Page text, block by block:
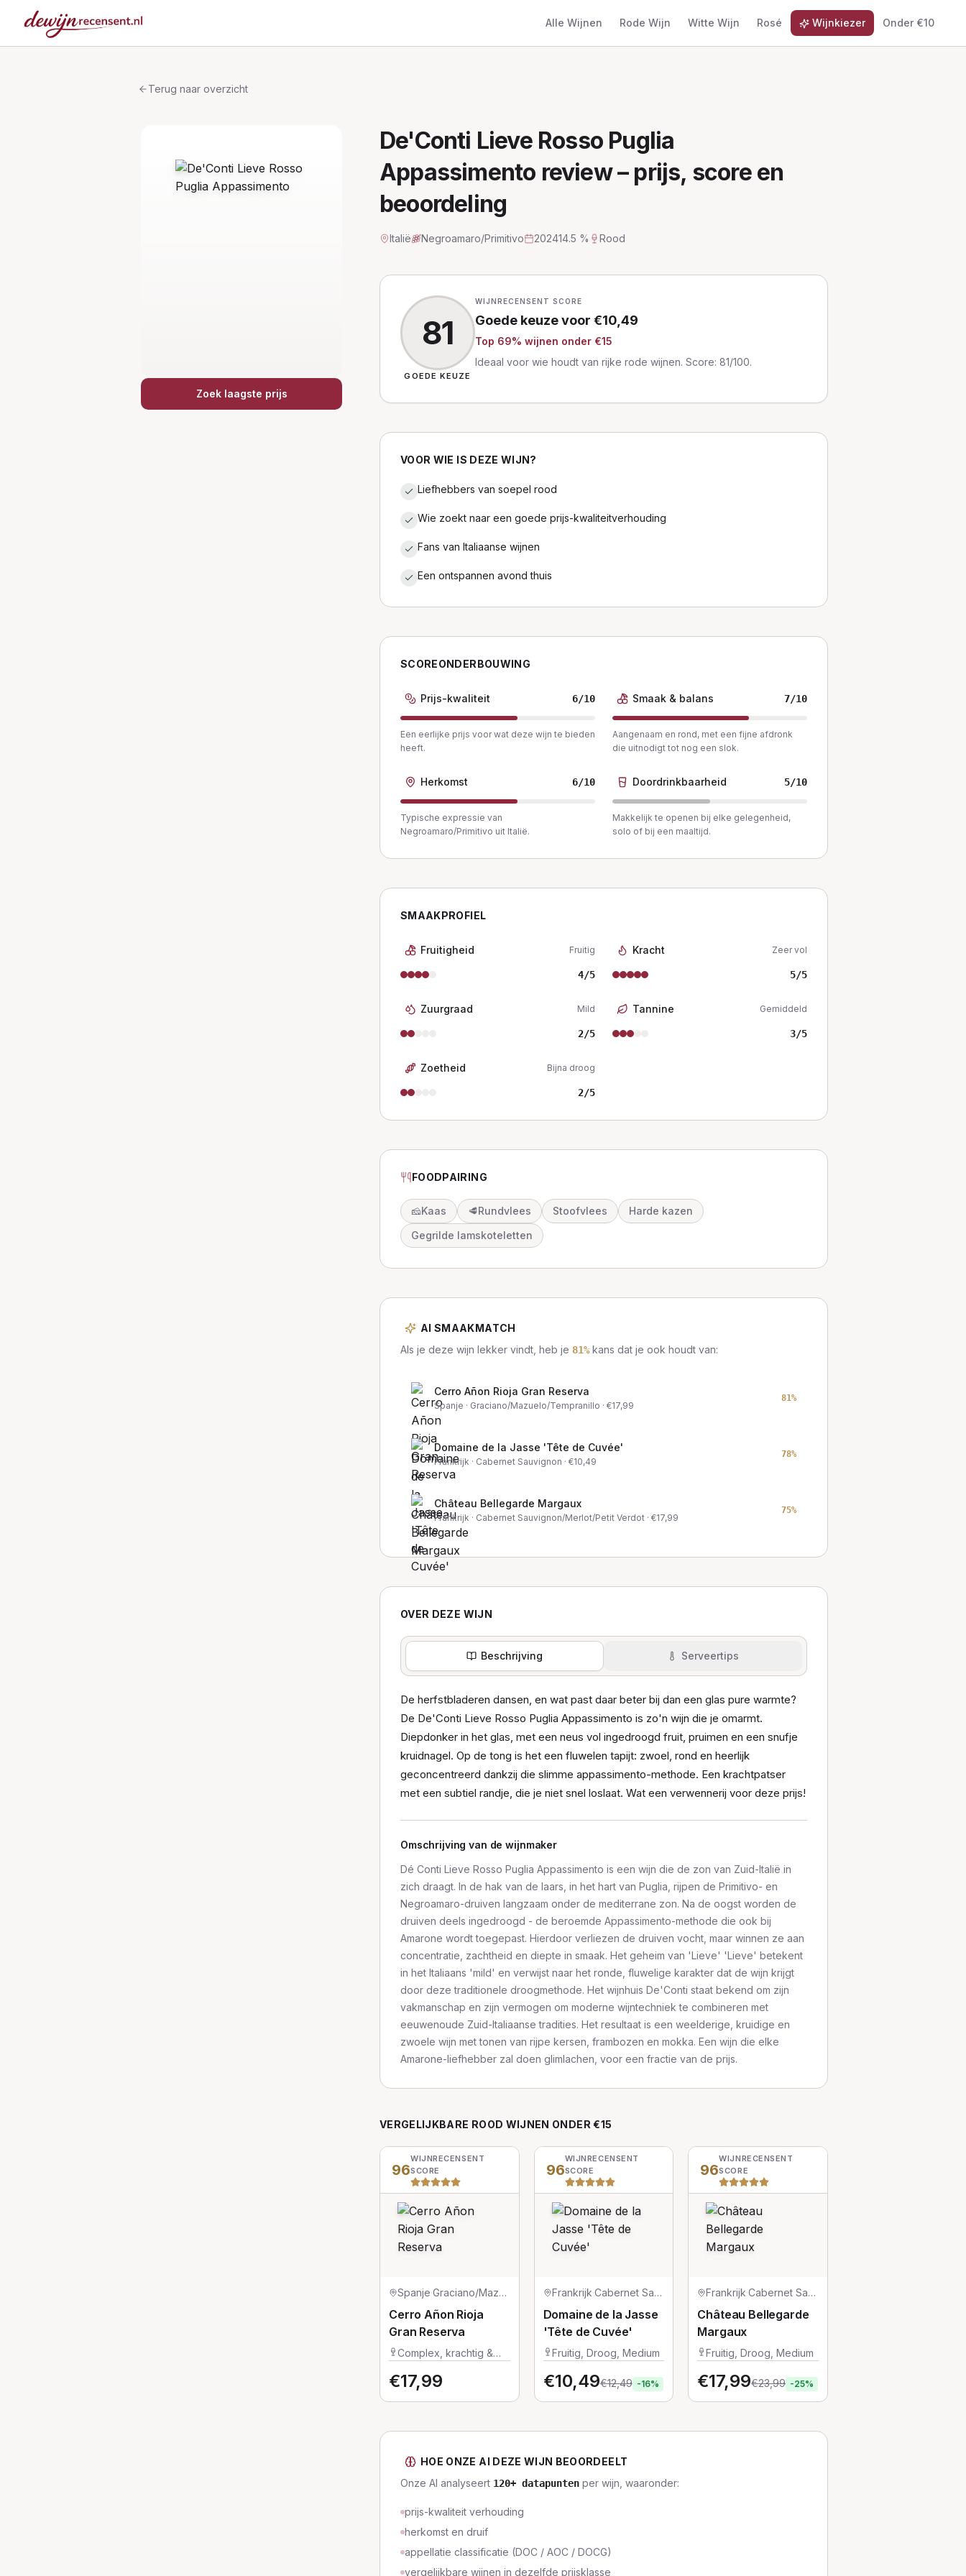
Alle Wijnen Rode Wijn Witte Wijn Rosé Wijnkiezer Onder €10
Terug naar overzicht
Zoek laagste prijs
De'Conti Lieve Rosso Puglia
Appassimento review – prijs, score en
beoordeling
Italië Negroamaro/Primitivo 202414.5 % Rood
81
GOEDE KEUZE
WIJNRECENSENT SCORE
Goede keuzevoor €10,49
Top 69% wijnen onder €15
Ideaal voor wie houdt van rijke rode wijnen. Score: 81/100.
VOOR WIE IS DEZE WIJN?
Liefhebbers van soepel rood
Wie zoekt naar een goede prijs-kwaliteitverhouding
Fans van Italiaanse wijnen
Een ontspannen avond thuis
SCOREONDERBOUWING
Prijs-kwaliteit 6/10
Een eerlijke prijs voor wat deze wijn te bieden
heeft.
Smaak & balans 7/10
Aangenaam en rond, met een fijne afdronk
die uitnodigt tot nog een slok.
Herkomst 6/10
Typische expressie van
Negroamaro/Primitivo uit Italië.
Doordrinkbaarheid 5/10
Makkelijk te openen bij elke gelegenheid,
solo of bij een maaltijd.
SMAAKPROFIEL
Fruitigheid Fruitig
4/5
Kracht Zeer vol
5/5
Zuurgraad Mild
2/5
Tannine Gemiddeld
3/5
Zoetheid Bijna droog
2/5
FOODPAIRING
🧀Kaas 🥩Rundvlees Stoofvlees
Harde kazen
Gegrilde lamskoteletten
AI SMAAKMATCH
Als je deze wijn lekker vindt, heb je 81%kans dat je ook houdt van:
Cerro Añon Rioja Gran Reserva
Spanje · Graciano/Mazuelo/Tempranillo · €17,99
81%
Domaine de la Jasse 'Tête de Cuvée'
Frankrijk · Cabernet Sauvignon · €10,49
78%
Château Bellegarde Margaux
Frankrijk · Cabernet Sauvignon/Merlot/Petit Verdot · €17,99
75%
OVER DEZE WIJN
Beschrijving Serveertips
De herfstbladeren dansen, en wat past daar beter bij dan een glas pure warmte?
De De'Conti Lieve Rosso Puglia Appassimento is zo'n wijn die je omarmt.
Diepdonker in het glas, met een neus vol ingedroogd fruit, pruimen en een snufje
kruidnagel. Op de tong is het een fluwelen tapijt: zwoel, rond en heerlijk
geconcentreerd dankzij die slimme appassimento-methode. Een krachtpatser
met een subtiel randje, die je niet snel loslaat. Wat een verwennerij voor deze prijs!
Omschrijving van de wijnmaker
Dé Conti Lieve Rosso Puglia Appassimento is een wijn die de zon van Zuid-Italië in
zich draagt. In de hak van de laars, in het hart van Puglia, rijpen de Primitivo- en
Negroamaro-druiven langzaam onder de mediterrane zon. Na de oogst worden de
druiven deels ingedroogd - de beroemde Appassimento-methode die ook bij
Amarone wordt toegepast. Hierdoor verliezen de druiven vocht, maar winnen ze aan
concentratie, zachtheid en diepte in smaak. Het geheim van 'Lieve' 'Lieve' betekent
in het Italiaans 'mild' en verwijst naar het ronde, fluwelige karakter dat de wijn krijgt
door deze traditionele droogmethode. Het wijnhuis De'Conti staat bekend om zijn
vakmanschap en zijn vermogen om moderne wijntechniek te combineren met
eeuwenoude Zuid-Italiaanse tradities. Het resultaat is een weelderige, kruidige en
zwoele wijn met tonen van rijpe kersen, frambozen en mokka. Een wijn die elke
Amarone-liefhebber zal doen glimlachen, voor een fractie van de prijs.
VERGELIJKBARE ROOD WIJNEN ONDER €15
96
WIJNRECENSENT
SCORE
Spanje· Graciano/Mazuelo/Tempranillo
Cerro Añon Rioja
Gran Reserva
Complex, krachtig &
€17,99
96
WIJNRECENSENT
SCORE
Frankrijk· Cabernet Sauvignon
Domaine de la Jasse
'Tête de Cuvée'
Fruitig, Droog, Medium
€10,49€12,49 -16%
96
WIJNRECENSENT
SCORE
Frankrijk· Cabernet Sauvignon/Merlot/Petit Verdot
Château Bellegarde
Margaux
Fruitig, Droog, Medium
€17,99€23,99 -25%
HOE ONZE AI DEZE WIJN BEOORDEELT
Onze AI analyseert 120+ datapunten per wijn, waaronder:
prijs-kwaliteit verhouding
herkomst en druif
appellatie classificatie (DOC / AOC / DOCG)
vergelijkbare wijnen in dezelfde prijsklasse